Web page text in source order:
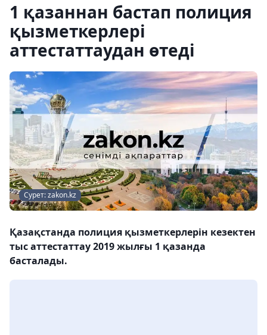
1 қазаннан бастап полиция
қызметкерлері
аттестаттаудан өтеді
Сурет: zakon.kz
Қазақстанда полиция қызметкерлерін кезектен
тыс аттестаттау 2019 жылғы 1 қазанда
басталады.